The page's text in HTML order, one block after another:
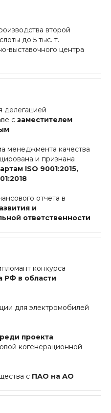
второй
до 5 тыс. т.
выставочного центра
делегацией
с заместителем
менеджмента качества
и признана
ISO 9001:2015,
отчета в
и
ответственности
конкурса
РФ в области
для электромобилей
проекта
когенерационной
с ПАО на АО